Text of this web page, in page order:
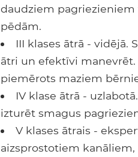
daudziem pagriezieniem
pēdām.
III klases ātrā - vidējā.
ātri un efektīvi manevrēt.
piemērots maziem
IV klase ātrā -
izturēt smagus
V klases ātrais -
aizsprostotiem